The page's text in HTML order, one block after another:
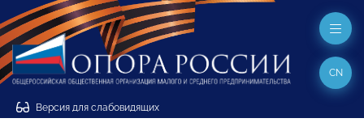
Версия для слабовидящих
CN